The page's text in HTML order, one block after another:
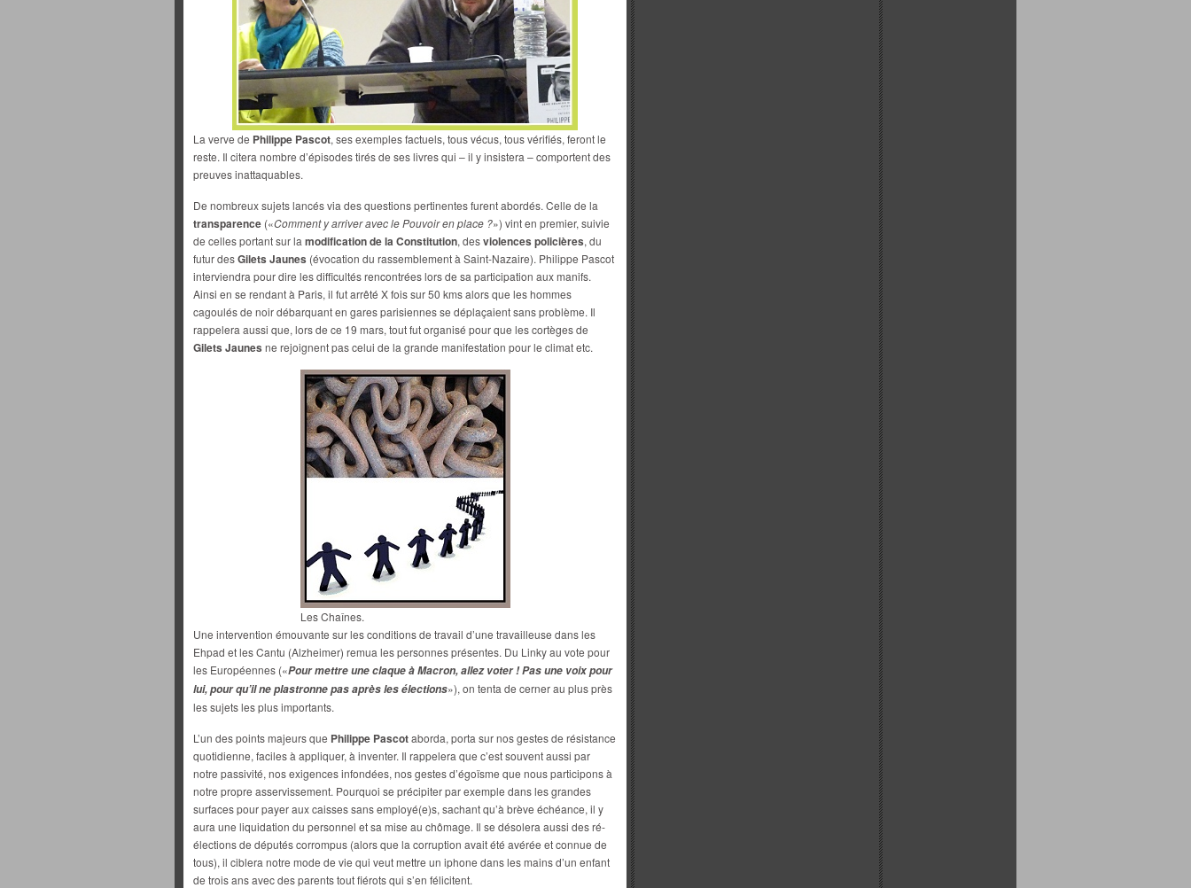
La verve de Philippe Pascot, ses exemples factuels, tous vécus, tous vérifiés, feront le
reste. Il citera nombre d’épisodes tirés de ses livres qui – il y insistera – comportent des
preuves inattaquables.
De nombreux sujets lancés via des questions pertinentes furent abordés. Celle de la
transparence («Comment y arriver avec le Pouvoir en place ?») vint en premier, suivie
de celles portant sur la modification de la Constitution, desviolences policières, du
futur desGilets Jaunes (évocation du rassemblement à Saint-Nazaire). Philippe Pascot
interviendra pour dire les difficultés rencontrées lors de sa participation aux manifs.
Ainsi en se rendant à Paris, il fut arrêté X fois sur 50 kms alors que les hommes
cagoulés de noir débarquant en gares parisiennes se déplaçaient sans problème. Il
rappelera aussi que, lors de ce 19 mars, tout fut organisé pour que les cortèges de
Gilets Jaunes ne rejoignent pas celui de la grande manifestation pour le climat etc.
Les Chaînes.
Une intervention émouvante sur les conditions de travail d’une travailleuse dans les
Ehpad et les Cantu (Alzheimer) remua les personnes présentes. Du Linky au vote pour
les Européennes («Pour mettre une claque à Macron, allez voter ! Pas une voix pour
lui, pour qu’il ne plastronne pas après les élections»), on tenta de cerner au plus près
les sujets les plus importants.
L’un des points majeurs que Philippe Pascotaborda, porta sur nos gestes de résistance
quotidienne, faciles à appliquer, à inventer. Il rappelera que c’est souvent aussi par
notre passivité, nos exigences infondées, nos gestes d’égoïsme que nous participons à
notre propre asservissement. Pourquoi se précipiter par exemple dans les grandes
surfaces pour payer aux caisses sans employé(e)s, sachant qu’à brève échéance, il y
aura une liquidation du personnel et sa mise au chômage. Il se désolera aussi des ré-
élections de députés corrompus (alors que la corruption avait été avérée et connue de
tous), il ciblera notre mode de vie qui veut mettre un iphone dans les mains d’un enfant
de trois ans avec des parents tout fiérots qui s’en félicitent.